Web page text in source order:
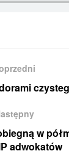
w
adwokatów